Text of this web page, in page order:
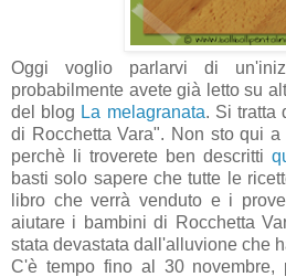
Oggi voglio parlarvi di
probabilmente avete già letto su
del blog La melagranata. Si tratta
di Rocchetta Vara". Non sto qui
perchè li troverete ben descritti
basti solo sapere che tutte le
libro che verrà venduto e i
aiutare i bambini di Rocchetta
stata devastata dall'alluvione che
C'è tempo fino al 30 novembre,